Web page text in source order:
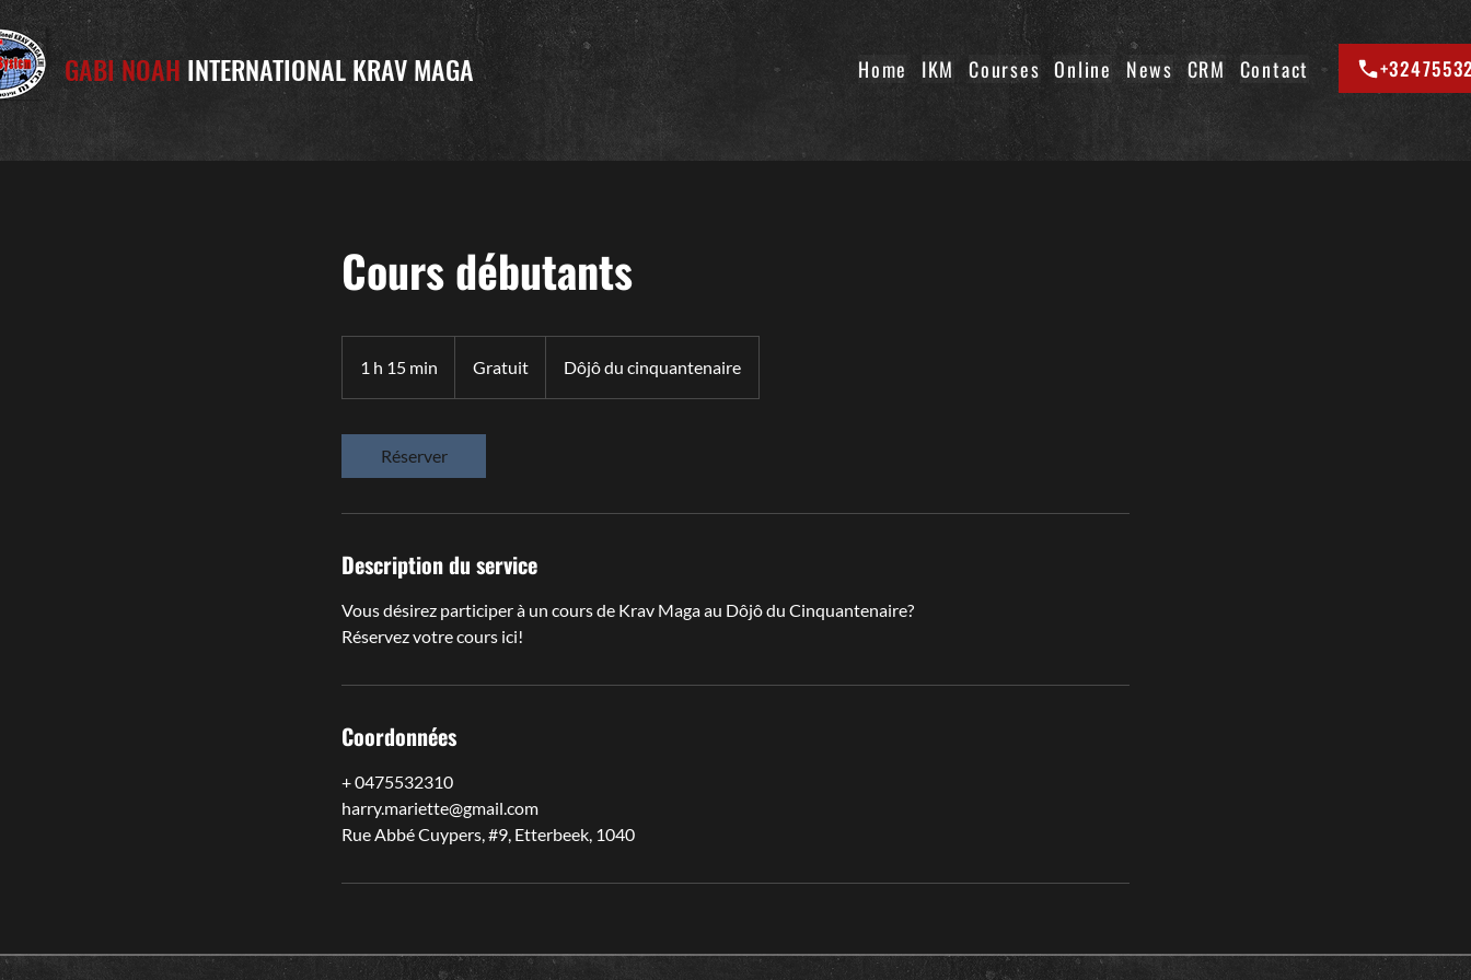
GABI NOAH INTERNATIONAL KRAV MAGA Home IKM Courses Online News CRM Contact
Cours débutants
1 h 15 min
1
Gratuit Dôjô du cinquantenaire
Réserver
Description du service
Vous désirez participer à un cours de Krav Maga au Dôjô du Cinquantenaire?
Réservez votre cours ici!
Coordonnées
+ 0475532310
harry.mariette@gmail.com
Rue Abbé Cuypers, #9, Etterbeek, 1040